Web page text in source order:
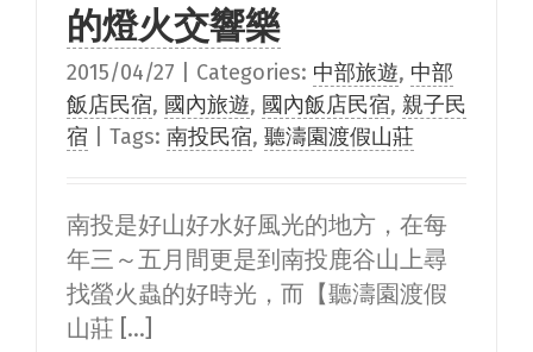
的燈火交響樂
2015/04/27 Categories: 中部旅遊, 中部
飯店民宿, 國內旅遊, 國內飯店民宿, 親子民
宿
Tags: 南投民宿, 聽濤園渡假山莊
南投是好山好水好風光的地方，在每
年三～五月間更是到南投鹿谷山上尋
找螢火蟲的好時光，而【聽濤園渡假
山莊 [...]